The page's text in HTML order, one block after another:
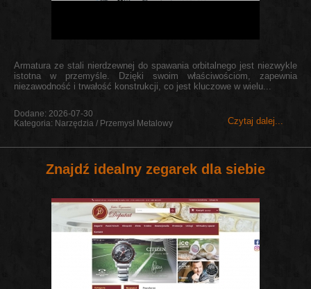
Armatura ze stali nierdzewnej do spawania orbitalnego jest niezwykle
istotna w przemyśle. Dzięki swoim właściwościom, zapewnia
niezawodność i trwałość konstrukcji, co jest kluczowe w wielu...
Czytaj dalej...
Dodane: 2026-07-30
Kategoria: Narzędzia / Przemysł Metalowy
Znajdź idealny zegarek dla siebie